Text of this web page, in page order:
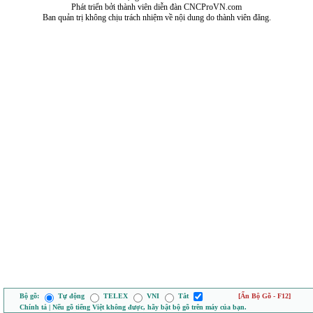
Phát triển bởi thành viên diễn đàn CNCProVN.com
Ban quản trị không chịu trách nhiệm về nội dung do thành viên đăng.
Bộ gõ: Tự động TELEX VNI Tắt
[Ẩn Bộ Gõ - F12]
Chính tả | Nếu gõ tiếng Việt không được, hãy bật bộ gõ trên máy của bạn.